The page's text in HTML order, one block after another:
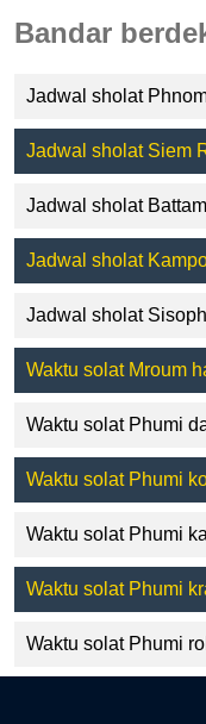
Bandar
Jadwal sholat
Jadwal sholat Siem
Jadwal sholat
Jadwal sholat
Jadwal sholat
Waktu solat Mroum
Waktu solat Phumi
Waktu solat Phumi
Waktu solat Phumi
Waktu solat Phumi
Waktu solat Phumi